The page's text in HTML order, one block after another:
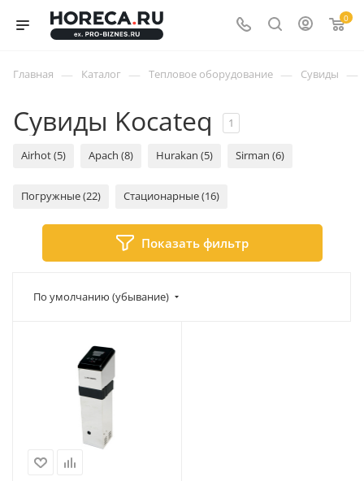
0
Главная — Каталог — Тепловое оборудование — Сувиды —
Сувиды Kocateq 1
Airhot (5) Apach (8) Hurakan (5) Sirman (6)
Погружные (22) Стационарные (16)
Показать фильтр
По умолчанию (убывание)